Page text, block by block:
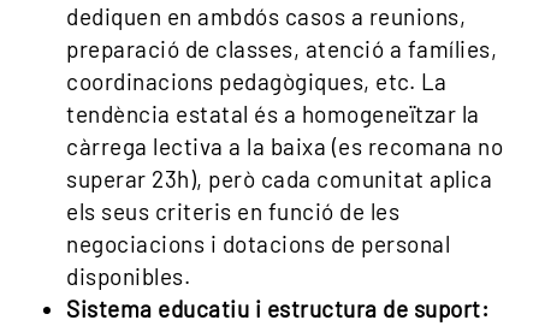
dediquen en ambdós casos a reunions,
preparació de classes, atenció a famílies,
coordinacions pedagògiques, etc. La
tendència estatal és a homogeneïtzar la
càrrega lectiva a la baixa (es recomana no
superar 23h), però cada comunitat aplica
els seus criteris en funció de les
negociacions i dotacions de personal
disponibles.
Sistema educatiu i estructura de suport: